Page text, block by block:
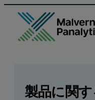
製品に関